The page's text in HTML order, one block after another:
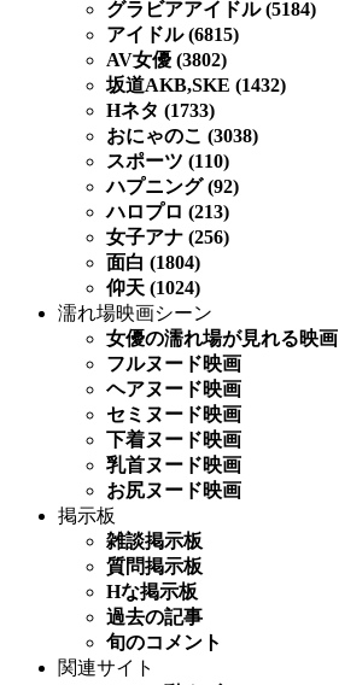
グラビアアイドル (5184)
アイドル (6815)
AV女優 (3802)
坂道AKB,SKE (1432)
Hネタ (1733)
おにゃのこ (3038)
スポーツ (110)
ハプニング (92)
ハロプロ (213)
女子アナ (256)
面白 (1804)
仰天 (1024)
濡れ場映画シーン
女優の濡れ場が見れる映画
フルヌード映画
ヘアヌード映画
セミヌード映画
下着ヌード映画
乳首ヌード映画
お尻ヌード映画
掲示板
雑談掲示板
質問掲示板
Hな掲示板
過去の記事
旬のコメント
関連サイト